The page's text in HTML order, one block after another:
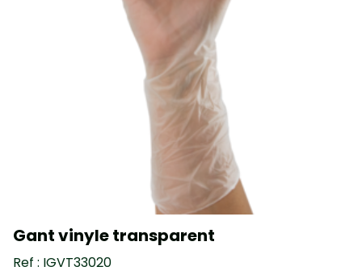
Gant vinyle transparent
Ref : IGVT33020